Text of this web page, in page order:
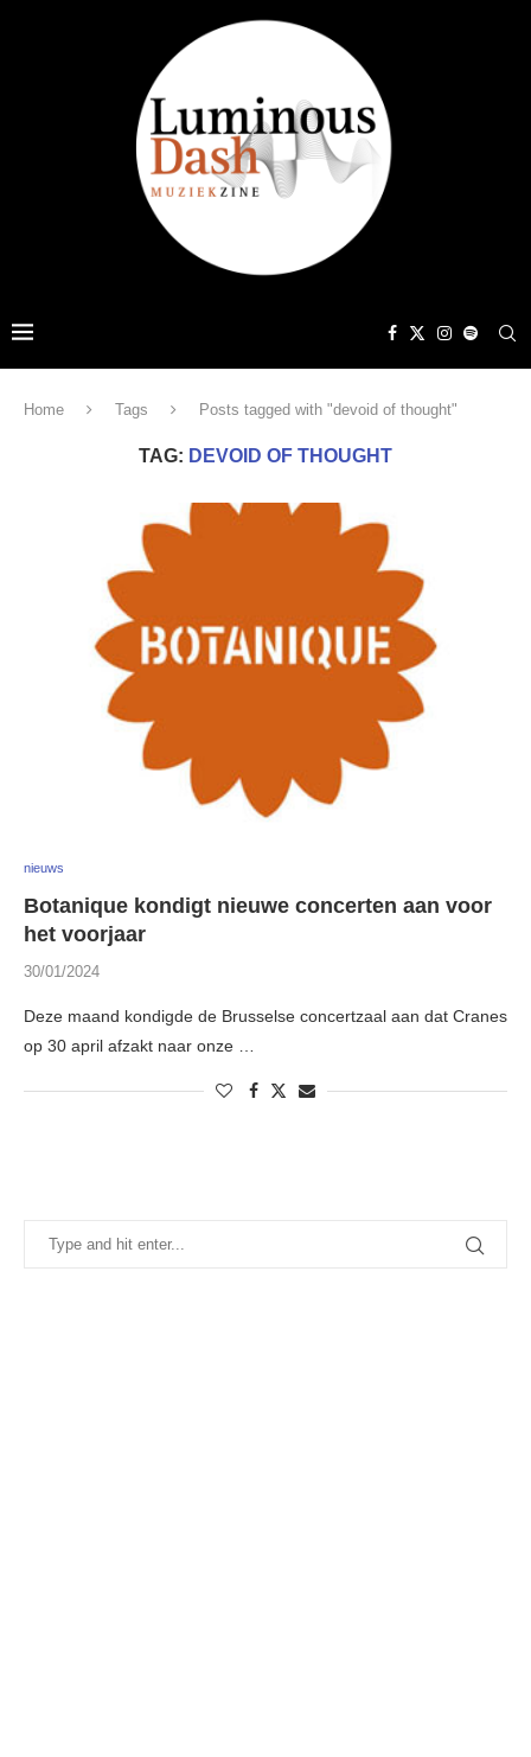
Home Tags Posts tagged with "devoid of thought"
TAG: DEVOID OF THOUGHT
nieuws
Botanique kondigt nieuwe concerten aan voor
het voorjaar
30/01/2024
Deze maand kondigde de Brusselse concertzaal aan dat Cranes
op 30 april afzakt naar onze …